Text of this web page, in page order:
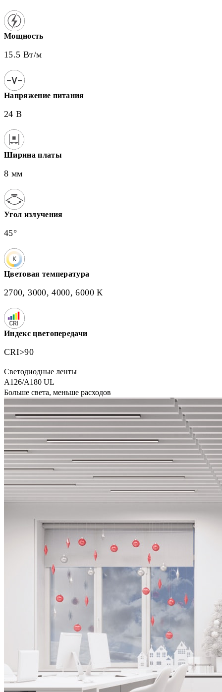
Мощность
15.5 Вт/м
Напряжение питания
24 В
Ширина платы
8 мм
Угол излучения
45°
Цветовая температура
2700, 3000, 4000, 6000 К
Индекс цветопередачи
CRI>90
Светодиодные ленты
A126/A180 UL
Больше света, меньше расходов